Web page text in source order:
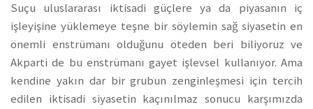
Suçu uluslararası iktisadi güçlere ya da piyasanın iç
işleyişine yüklemeye teşne bir söylemin sağ siyasetin en
önemli enstrümanı olduğunu öteden beri biliyoruz ve
Akparti de bu enstrümanı gayet işlevsel kullanıyor. Ama
kendine yakın dar bir grubun zenginleşmesi için tercih
edilen iktisadi siyasetin kaçınılmaz sonucu karşımızda